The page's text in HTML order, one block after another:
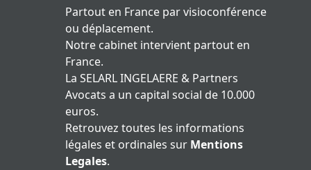
Partout en France par visioconférence
ou déplacement.
Notre cabinet intervient partout en
France.
La SELARL INGELAERE & Partners
Avocats a un capital social de 10.000
euros.
Retrouvez toutes les informations
légales et ordinales sur Mentions
Legales.